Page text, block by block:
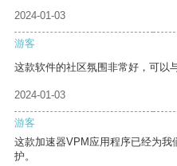
2024-01-03
游客
这款软件的社区氛围非常好，可以
2024-01-03
游客
这款加速器VPM应用程序已经为
护。